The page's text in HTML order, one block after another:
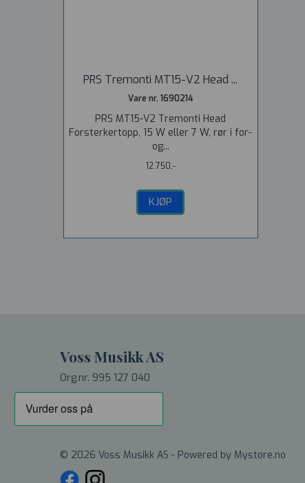
PRS Tremonti MT15-V2 Head ...
Vare nr. 1690214
PRS MT15-V2 Tremonti Head
Forsterkertopp, 15 W eller 7 W, rør i for-
og...
12.750,-
KJØP
Voss Musikk AS
Org.nr. 995 127 040
© 2026 Voss Musikk AS - Powered by Mystore.no